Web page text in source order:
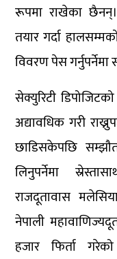
रूपमा राखेका
तयार गर्दा
विवरण पेस
सेक्युरिटी
अद्यावधिक गरी
छाडिसकेपछि
लिनुपर्नेमा
राजदूतावास
नेपाली
हजार फिर्ता